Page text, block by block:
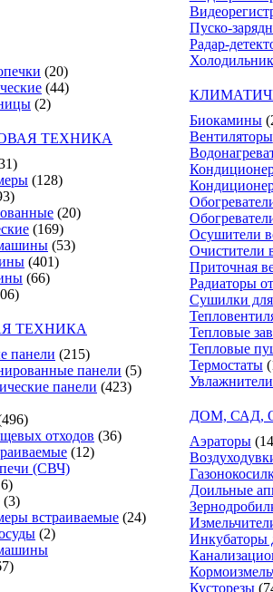
(20)
(44)
(2)
ТЕХНИКА
(128)
(20)
(169)
(53)
(401)
(66)
ТЕХНИКА
панели (215)
панели (5)
панели (423)
отходов (36)
(12)
(СВЧ)
(3)
встраиваемые (24)
(2)
Пуско-
Радар-
Биокамины
Вентиляторы
Осушители
Очистители
Приточная
Радиаторы
Сушилки
Тепловые
Тепловые
Термостаты
ДОМ, САД,
Аэраторы
Доильные
Инкубаторы
Кусторезы